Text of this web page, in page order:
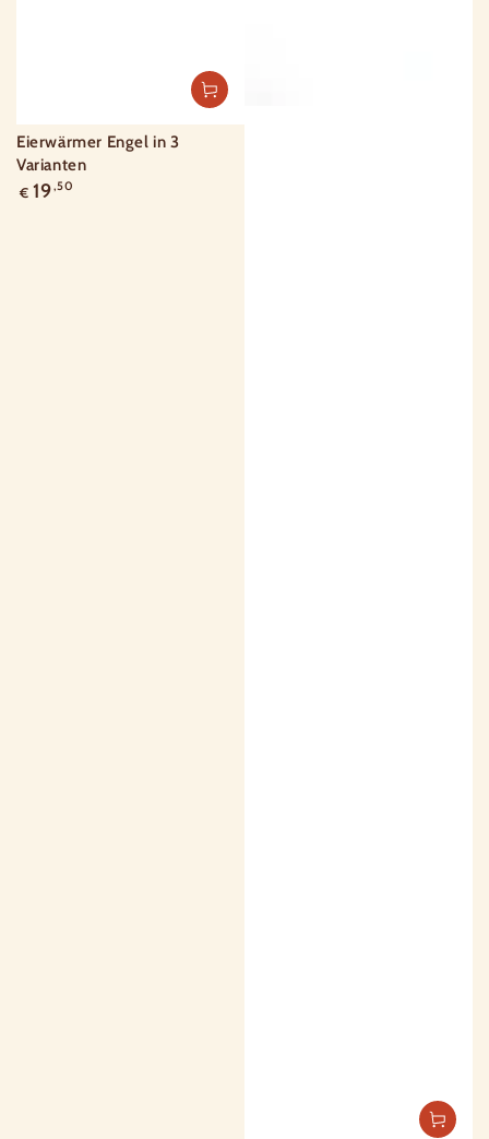
Eierwärmer Engel in 3
Varianten
Regulärer
€ 19,50